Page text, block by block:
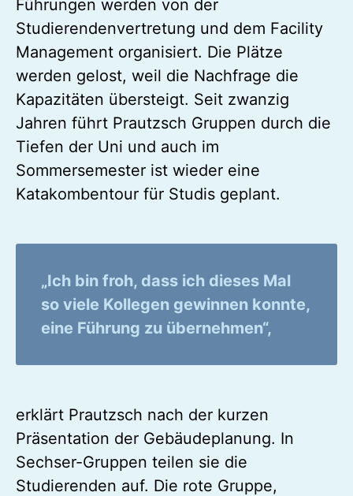
Führungen werden von der
Studierendenvertretung und dem Facility
Management organisiert. Die Plätze
werden gelost, weil die Nachfrage die
Kapazitäten übersteigt. Seit zwanzig
Jahren führt Prautzsch Gruppen durch die
Tiefen der Uni und auch im
Sommersemester ist wieder eine
Katakombentour für Studis geplant.
„Ich bin froh, dass ich dieses Mal
so viele Kollegen gewinnen konnte,
eine Führung zu übernehmen“,
erklärt Prautzsch nach der kurzen
Präsentation der Gebäudeplanung. In
Sechser-Gruppen teilen sie die
Studierenden auf. Die rote Gruppe,